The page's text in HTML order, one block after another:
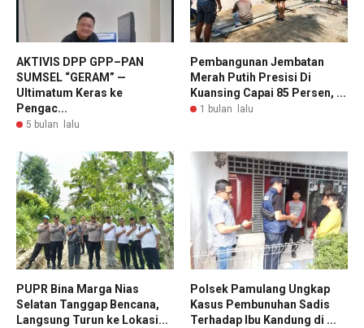
AKTIVIS DPP GPP–PAN
SUMSEL “GERAM” —
Ultimatum Keras ke
Pengac...
5 bulan lalu
Pembangunan Jembatan
Merah Putih Presisi Di
Kuansing Capai 85 Persen, ...
1 bulan lalu
PUPR Bina Marga Nias
Selatan Tanggap Bencana,
Langsung Turun ke Lokasi...
Polsek Pamulang Ungkap
Kasus Pembunuhan Sadis
Terhadap Ibu Kandung di ...